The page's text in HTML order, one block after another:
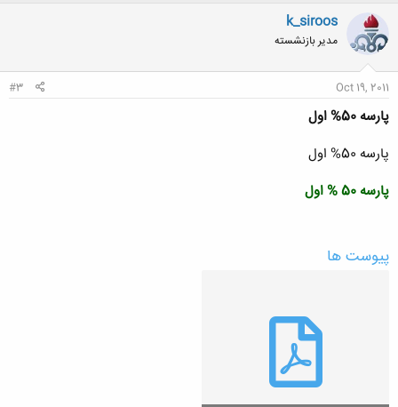
ن
ش
ه
ا
k_siroos
مدیر بازنشسته
Oct 19, 2011
#3
پارسه 50% اول
پارسه 50% اول
پارسه 50 % اول
پیوست ها